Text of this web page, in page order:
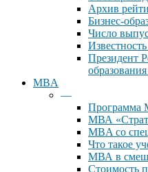
Архив
Бизнес-
Число
Президент
MBA
—
Программа
МВА
MBA со
Что такое
МВА в
Стоимость